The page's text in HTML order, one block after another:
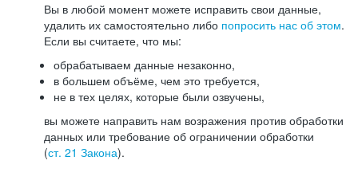
Вы в любой момент можете исправить свои данные,
удалить их самостоятельно либо попросить нас об этом.
Если вы считаете, что мы:
обрабатываем данные незаконно,
в большем объёме, чем это требуется,
не в тех целях, которые были озвучены,
вы можете направить нам возражения против обработки
данных или требование об ограничении обработки
(ст. 21 Закона).